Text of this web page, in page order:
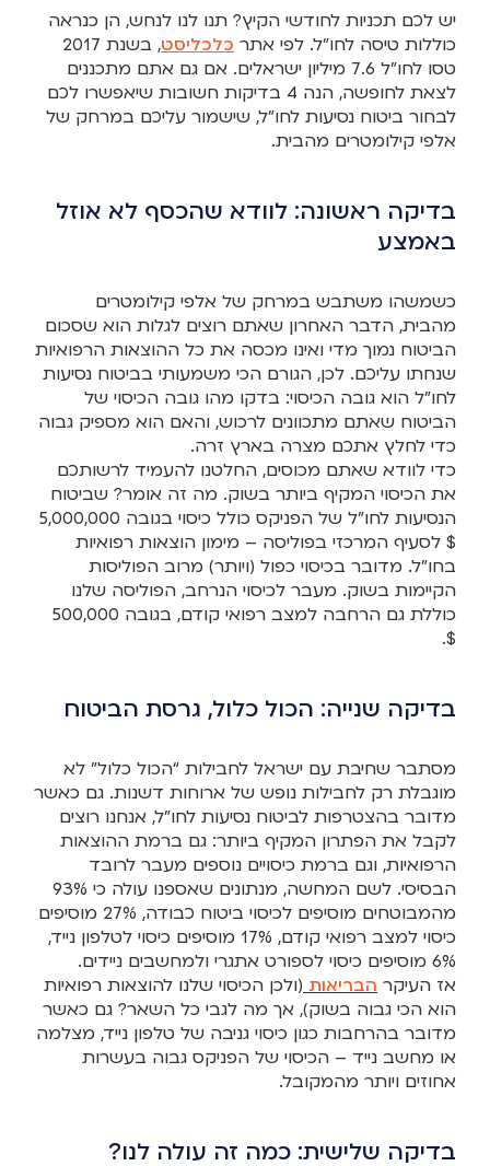
יש לכם תכניות לחודשי הקיץ? תנו לנו לנחש, הן כנראה
כוללות טיסה לחו”ל. לפי אתר כלכליסט
, בשנת 2017
טסו לחו”ל 7.6 מיליון ישראלים. אם גם אתם מתכננים
לצאת לחופשה, הנה 4 בדיקות חשובות שיאפשרו לכם
לבחור ביטוח נסיעות לחו”ל, שישמור עליכם במרחק של
אלפי קילומטרים מהבית.
בדיקה ראשונה: לוודא שהכסף לא אוזל
באמצע
כשמשהו משתבש במרחק של אלפי קילומטרים
מהבית, הדבר האחרון שאתם רוצים לגלות הוא שסכום
הביטוח נמוך מדי ואינו מכסה את כל ההוצאות הרפואיות
שנחתו עליכם. לכן, הגורם הכי משמעותי בביטוח נסיעות
לחו”ל הוא גובה הכיסוי: בדקו מהו גובה הכיסוי של
הביטוח שאתם מתכוונים לרכוש, והאם הוא מספיק גבוה
כדי לחלץ אתכם מצרה בארץ זרה.
כדי לוודא שאתם מכוסים, החלטנו להעמיד לרשותכם
את הכיסוי המקיף ביותר בשוק. מה זה אומר? שביטוח
הנסיעות לחו”ל של הפניקס כולל כיסוי בגובה 5,000,000
$ לסעיף המרכזי בפוליסה – מימון הוצאות רפואיות
בחו”ל. מדובר בכיסוי כפול (ויותר) מרוב הפוליסות
הקיימות בשוק. מעבר לכיסוי הנרחב, הפוליסה שלנו
כוללת גם הרחבה למצב רפואי קודם, בגובה 500,000
$.
בדיקה שנייה: הכול כלול, גרסת הביטוח
מסתבר שחיבת עם ישראל לחבילות “הכול כלול” לא
מוגבלת רק לחבילות נופש של ארוחות דשנות. גם כאשר
מדובר בהצטרפות לביטוח נסיעות לחו”ל, אנחנו רוצים
לקבל את הפתרון המקיף ביותר: גם ברמת ההוצאות
הרפואיות, וגם ברמת כיסויים נוספים מעבר לרובד
הבסיסי. לשם המחשה, מנתונים שאספנו עולה כי 93%
מהמבוטחים מוסיפים לכיסוי ביטוח כבודה, 27% מוסיפים
כיסוי למצב רפואי קודם, 17% מוסיפים כיסוי לטלפון נייד,
6% מוסיפים כיסוי לספורט אתגרי ולמחשבים ניידים.
אז העיקר הבריאות (ולכן הכיסוי שלנו להוצאות רפואיות
הוא הכי גבוה בשוק), אך מה לגבי כל השאר? גם כאשר
מדובר בהרחבות כגון כיסוי גניבה של טלפון נייד, מצלמה
או מחשב נייד – הכיסוי של הפניקס גבוה בעשרות
אחוזים ויותר מהמקובל.
בדיקה שלישית: כמה זה עולה לנו?